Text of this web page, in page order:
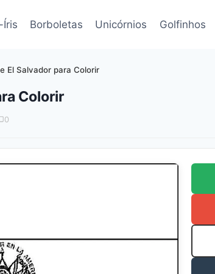
Íris Borboletas Unicórnios Golfinhos
El Salvador para Colorir
Colorir
0